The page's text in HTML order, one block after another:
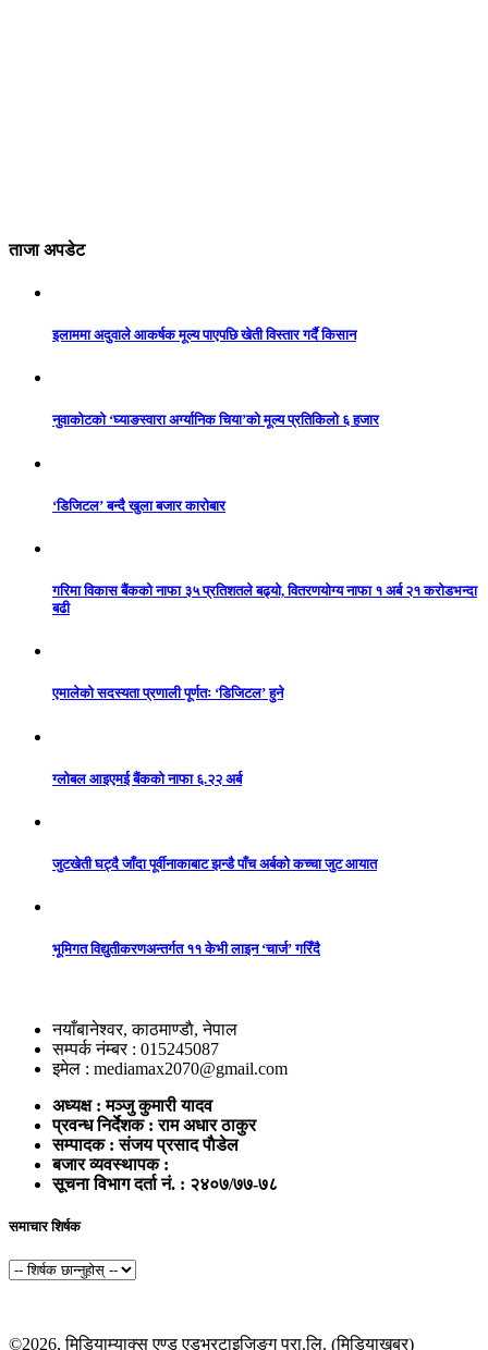
ताजा अपडेट
इलाममा अदुवाले आकर्षक मूल्य पाएपछि खेती विस्तार गर्दै किसान
नुवाकोटको ‘घ्याङस्वारा अर्ग्यानिक चिया’को मूल्य प्रतिकिलो ६ हजार
‘डिजिटल’ बन्दै खुला बजार कारोबार
गरिमा विकास बैंकको नाफा ३५ प्रतिशतले बढ्यो, वितरणयोग्य नाफा १ अर्ब २१ करोडभन्दा
बढी
एमालेको सदस्यता प्रणाली पूर्णतः ‘डिजिटल’ हुने
ग्लोबल आइएमई बैंकको नाफा ६.२२ अर्ब
जुटखेती घट्दै जाँदा पूर्वीनाकाबाट झन्डै पाँच अर्बको कच्चा जुट आयात
भूमिगत विद्युतीकरणअन्तर्गत ११ केभी लाइन ‘चार्ज’ गरिँदै
नयाँबानेश्वर, काठमाण्डाै, नेपाल
सम्पर्क नंम्बर : 015245087
इमेल : mediamax2070@gmail.com
अध्यक्ष : मञ्जु कुमारी यादव
प्रवन्ध निर्देशक : राम अधार ठाकुर
सम्पादक : संजय प्रसाद पाैडेल
बजार व्यवस्थापक :
सूचना विभाग दर्ता नं. : २४०७/७७-७८
समाचार शिर्षक
©2026, मिडियाम्याक्स एण्ड एडभरटाइजिङ्ग प्रा.लि. (मिडियाखबर)